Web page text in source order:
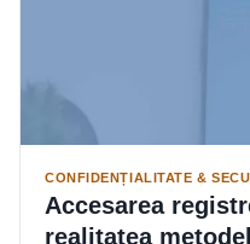
CONFIDENȚIALITATE &
Accesarea
realitatea